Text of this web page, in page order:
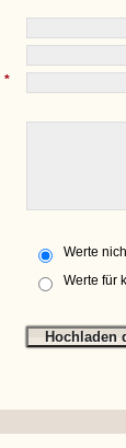
Werte
Werte für